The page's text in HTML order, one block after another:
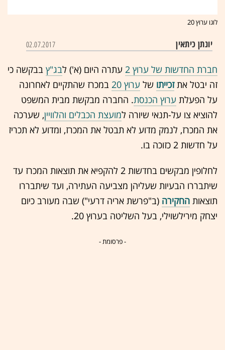
לוגו ערוץ 20
יונתן כיתאין 02.07.2017
חברת החדשות של ערוץ 2 עתרה היום (א') לבג"ץ בבקשה כי
זה יבטל אתזכייתו של ערוץ 20
במכרז שהתקיים לאחרונה
על הפעלת ערוץ הכנסת. החברה מבקשת מבית המשפט
להוציא צו על-תנאי שיורה למועצת הכבלים והלוויין, שערכה
את המכרז, לנמק מדוע לא תבטל את המכרז, ומדוע לא תכריז
על חדשות 2 כזוכה בו.
לחלופין מבקשים בחדשות 2 להקפיא את תוצאות המכרז עד
שיתבררו הבעיות שעליהן מצביעה העתירה, ועד שיתבררו
תוצאות החקירה (ב"פרשת אריה דרעי") שבה מעורב כיום
יצחק מירילשוילי, בעל השליטה בערוץ 20.
- פרסומת -